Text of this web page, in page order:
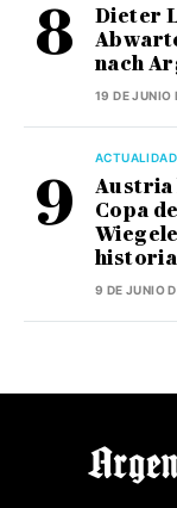
Dieter
nach
19 DE JUNIO
ACTUALIDAD
Austria
Copa
historia
9 DE JUNIO